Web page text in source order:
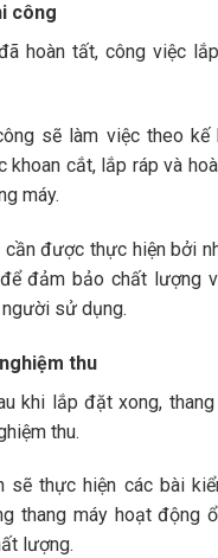
công
hoàn tất, công việc
sẽ làm việc theo kế
khoan cắt, lắp ráp và
máy.
cần được thực hiện bởi
đảm bảo chất lượng
sử dụng.
thu
khi lắp đặt xong,
thu.
sẽ thực hiện các bài
thang máy hoạt động
lượng.